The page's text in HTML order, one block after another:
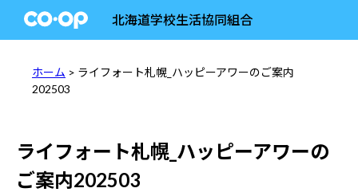
北海道学校生活協同組合
ホーム > ライフォート札幌_ハッピーアワーのご案内
202503
ライフォート札幌_ハッピーアワーの
ご案内202503